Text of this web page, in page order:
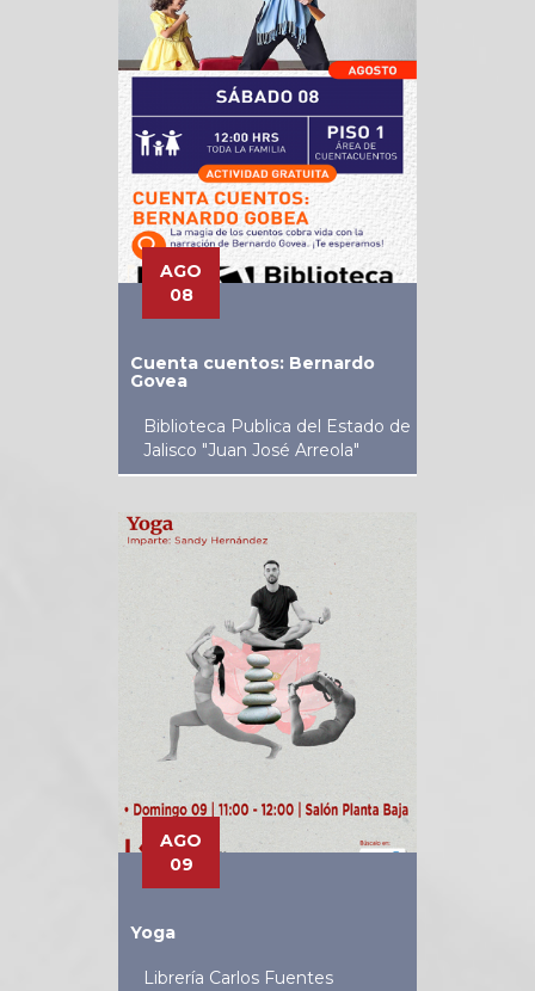
AGO
08
Cuenta cuentos: Bernardo
Govea
Biblioteca Publica del Estado de
Jalisco "Juan José Arreola"
AGO
09
Yoga
Librería Carlos Fuentes